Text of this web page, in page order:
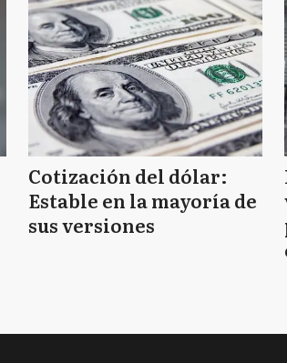
Cotización del dólar:
Estable en la mayoría de
sus versiones